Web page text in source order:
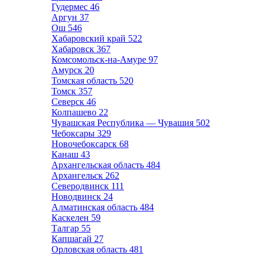
Гудермес 46
Аргун 37
Ош 546
Хабаровский край 522
Хабаровск 367
Комсомольск-на-Амуре 97
Амурск 20
Томская область 520
Томск 357
Северск 46
Колпашево 22
Чувашская Республика — Чувашия 502
Чебоксары 329
Новочебоксарск 68
Канаш 43
Архангельская область 484
Архангельск 262
Северодвинск 111
Новодвинск 24
Алматинская область 484
Каскелен 59
Талгар 55
Капшагай 27
Орловская область 481